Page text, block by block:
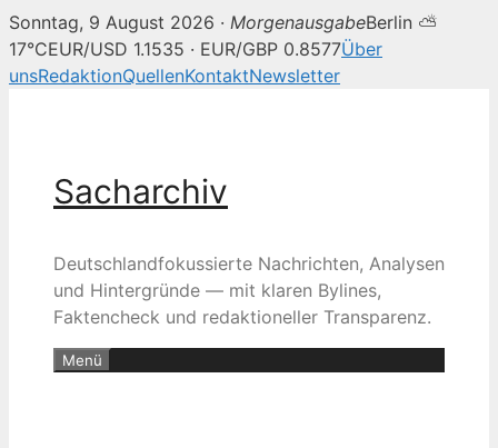
Sonntag, 9 August 2026 · MorgenausgabeBerlin ⛅
17°CEUR/USD 1.1535 · EUR/GBP 0.8577Über
unsRedaktionQuellenKontaktNewsletter
Sacharchiv
Deutschlandfokussierte Nachrichten, Analysen
und Hintergründe — mit klaren Bylines,
Faktencheck und redaktioneller Transparenz.
Menü